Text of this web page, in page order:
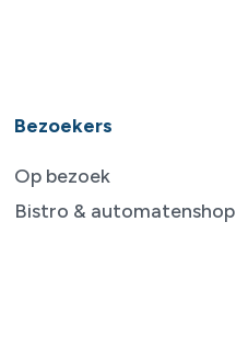
Bezoekers
Op bezoek
Bistro & automatenshop